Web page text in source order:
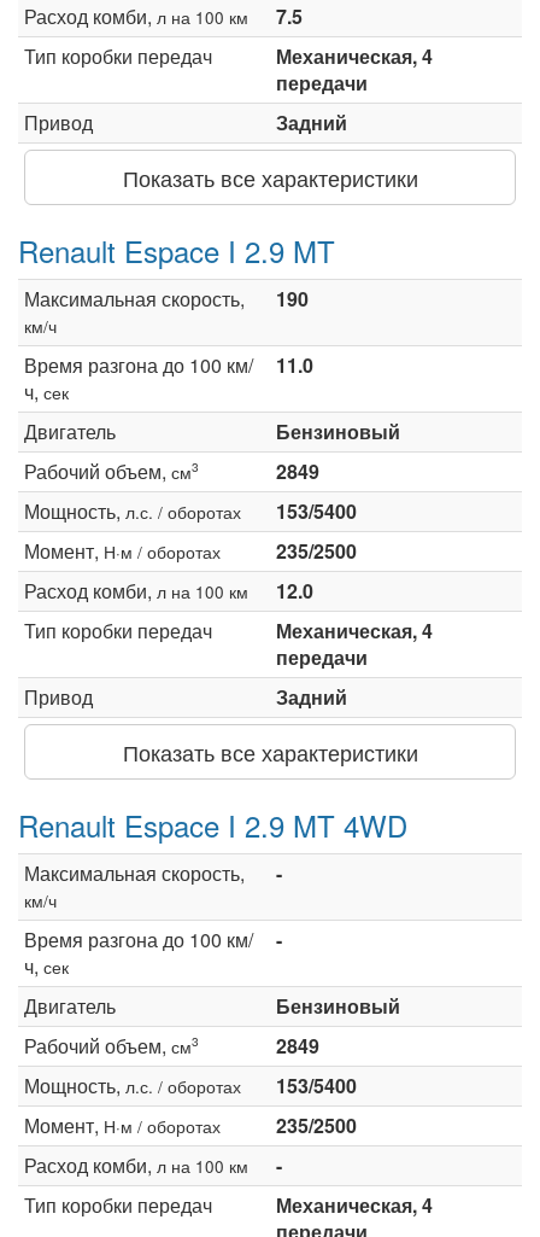
Расход комби, л на 100 км
7.5
Тип коробки передач
Механическая, 4
передачи
Привод
Задний
Показать все характеристики
Renault Espace I 2.9 MT
Максимальная скорость,
км/ч
190
Время разгона до 100 км/
ч, сек
11.0
Двигатель
Бензиновый
Рабочий объем, см3
2849
Мощность, л.с. / оборотах
153/5400
Момент, Н·м / оборотах
235/2500
Расход комби, л на 100 км
12.0
Тип коробки передач
Механическая, 4
передачи
Привод
Задний
Показать все характеристики
Renault Espace I 2.9 MT 4WD
Максимальная скорость,
км/ч
-
Время разгона до 100 км/
ч, сек
-
Двигатель
Бензиновый
Рабочий объем, см3
2849
Мощность, л.с. / оборотах
153/5400
Момент, Н·м / оборотах
235/2500
Расход комби, л на 100 км
-
Тип коробки передач
Механическая, 4
передачи